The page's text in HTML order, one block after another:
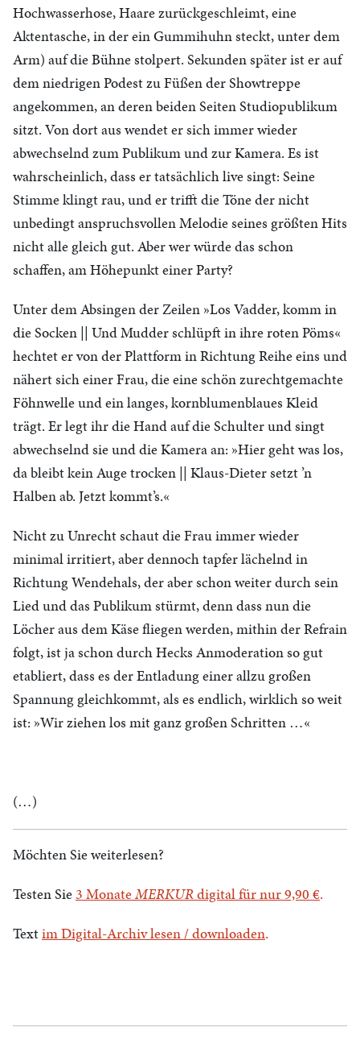
Hochwasserhose, Haare zurückgeschleimt, eine
Aktentasche, in der ein Gummihuhn steckt, unter dem
Arm) auf die Bühne stolpert. Sekunden später ist er auf
dem niedrigen Podest zu Füßen der Showtreppe
angekommen, an deren beiden Seiten Studiopublikum
sitzt. Von dort aus wendet er sich immer wieder
abwechselnd zum Publikum und zur Kamera. Es ist
wahrscheinlich, dass er tatsächlich live singt: Seine
Stimme klingt rau, und er trifft die Töne der nicht
unbedingt anspruchsvollen Melodie seines größten Hits
nicht alle gleich gut. Aber wer würde das schon
schaffen, am Höhepunkt einer Party?
Unter dem Absingen der Zeilen »Los Vadder, komm in
die Socken || Und Mudder schlüpft in ihre roten Pöms«
hechtet er von der Plattform in Richtung Reihe eins und
nähert sich einer Frau, die eine schön zurechtgemachte
Föhnwelle und ein langes, kornblumenblaues Kleid
trägt. Er legt ihr die Hand auf die Schulter und singt
abwechselnd sie und die Kamera an: »Hier geht was los,
da bleibt kein Auge trocken || Klaus-Dieter setzt ’n
Halben ab. Jetzt kommt’s.«
Nicht zu Unrecht schaut die Frau immer wieder
minimal irritiert, aber dennoch tapfer lächelnd in
Richtung Wendehals, der aber schon weiter durch sein
Lied und das Publikum stürmt, denn dass nun die
Löcher aus dem Käse fliegen werden, mithin der Refrain
folgt, ist ja schon durch Hecks Anmoderation so gut
etabliert, dass es der Entladung einer allzu großen
Spannung gleichkommt, als es endlich, wirklich so weit
ist: »Wir ziehen los mit ganz großen Schritten …«
(…)
Möchten Sie weiterlesen?
Testen Sie 3 MonateMERKURdigital für nur 9,90 €.
Textim Digital-Archiv lesen / downloaden.